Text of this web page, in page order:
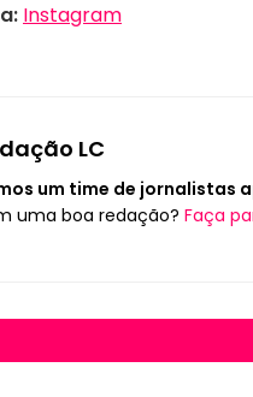
Instagram
LC
um time de jornalistas
uma boa redação? Faça